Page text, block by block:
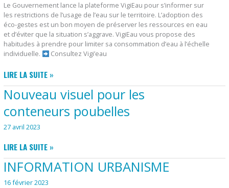
Le Gouvernement lance la plateforme VigiEau pour s’informer sur
les restrictions de l’usage de l’eau sur le territoire. L’adoption des
éco-gestes est un bon moyen de préserver les ressources en eau
et d’éviter que la situation s’aggrave. VigiEau vous propose des
habitudes à prendre pour limiter sa consommation d’eau à l’échelle
individuelle.
Consultez Vigi’eau
SÉCHERESSE
:
CONSULTEZ
VIGIEAU
LIRE LA SUITE »
Nouveau visuel pour les
conteneurs poubelles
27 avril 2023
NOUVEAU
VISUEL
POUR
LES
LIRE LA SUITE »
INFORMATION URBANISME
16 février 2023